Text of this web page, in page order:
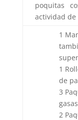
poquitas
actividad de
1
1
de
3
2